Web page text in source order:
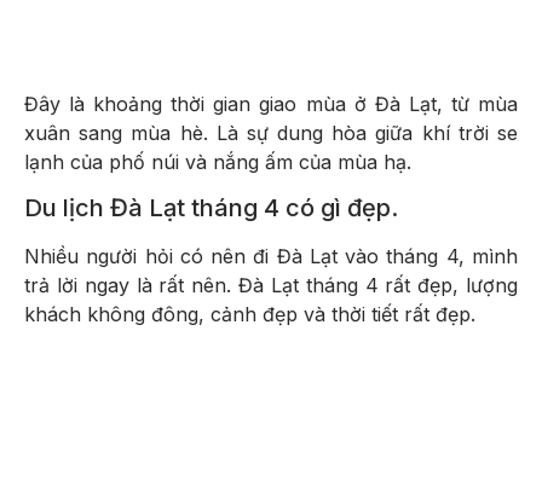
Đây là khoảng thời gian giao mùa ở Đà Lạt, từ mùa
xuân sang mùa hè. Là sự dung hòa giữa khí trời se
lạnh của phố núi và nắng ấm của mùa hạ.
Du lịch Đà Lạt tháng 4 có gì đẹp.
Nhiều người hỏi có nên đi Đà Lạt vào tháng 4, mình
trả lời ngay là rất nên. Đà Lạt tháng 4 rất đẹp, lượng
khách không đông, cảnh đẹp và thời tiết rất đẹp.